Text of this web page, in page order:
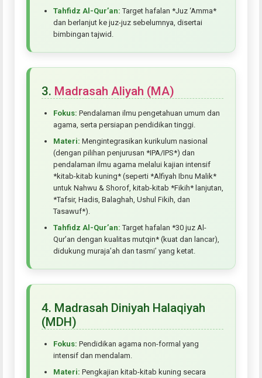
Tahfidz Al-Qur’an: Target hafalan *Juz ‘Amma*
dan berlanjut ke juz-juz sebelumnya, disertai
bimbingan tajwid.
3. Madrasah Aliyah (MA)
Fokus: Pendalaman ilmu pengetahuan umum dan
agama, serta persiapan pendidikan tinggi.
Materi: Mengintegrasikan kurikulum nasional
(dengan pilihan penjurusan *IPA/IPS*) dan
pendalaman ilmu agama melalui kajian intensif
*kitab-kitab kuning* (seperti *Alfiyah Ibnu Malik*
untuk Nahwu & Shorof, kitab-kitab *Fikih* lanjutan,
*Tafsir, Hadis, Balaghah, Ushul Fikih, dan
Tasawuf*).
Tahfidz Al-Qur’an: Target hafalan *30 juz Al-
Qur’an dengan kualitas mutqin* (kuat dan lancar),
didukung muraja’ah dan tasmi’ yang ketat.
4. Madrasah Diniyah Halaqiyah
(MDH)
Fokus: Pendidikan agama non-formal yang
intensif dan mendalam.
Materi: Pengkajian kitab-kitab kuning secara